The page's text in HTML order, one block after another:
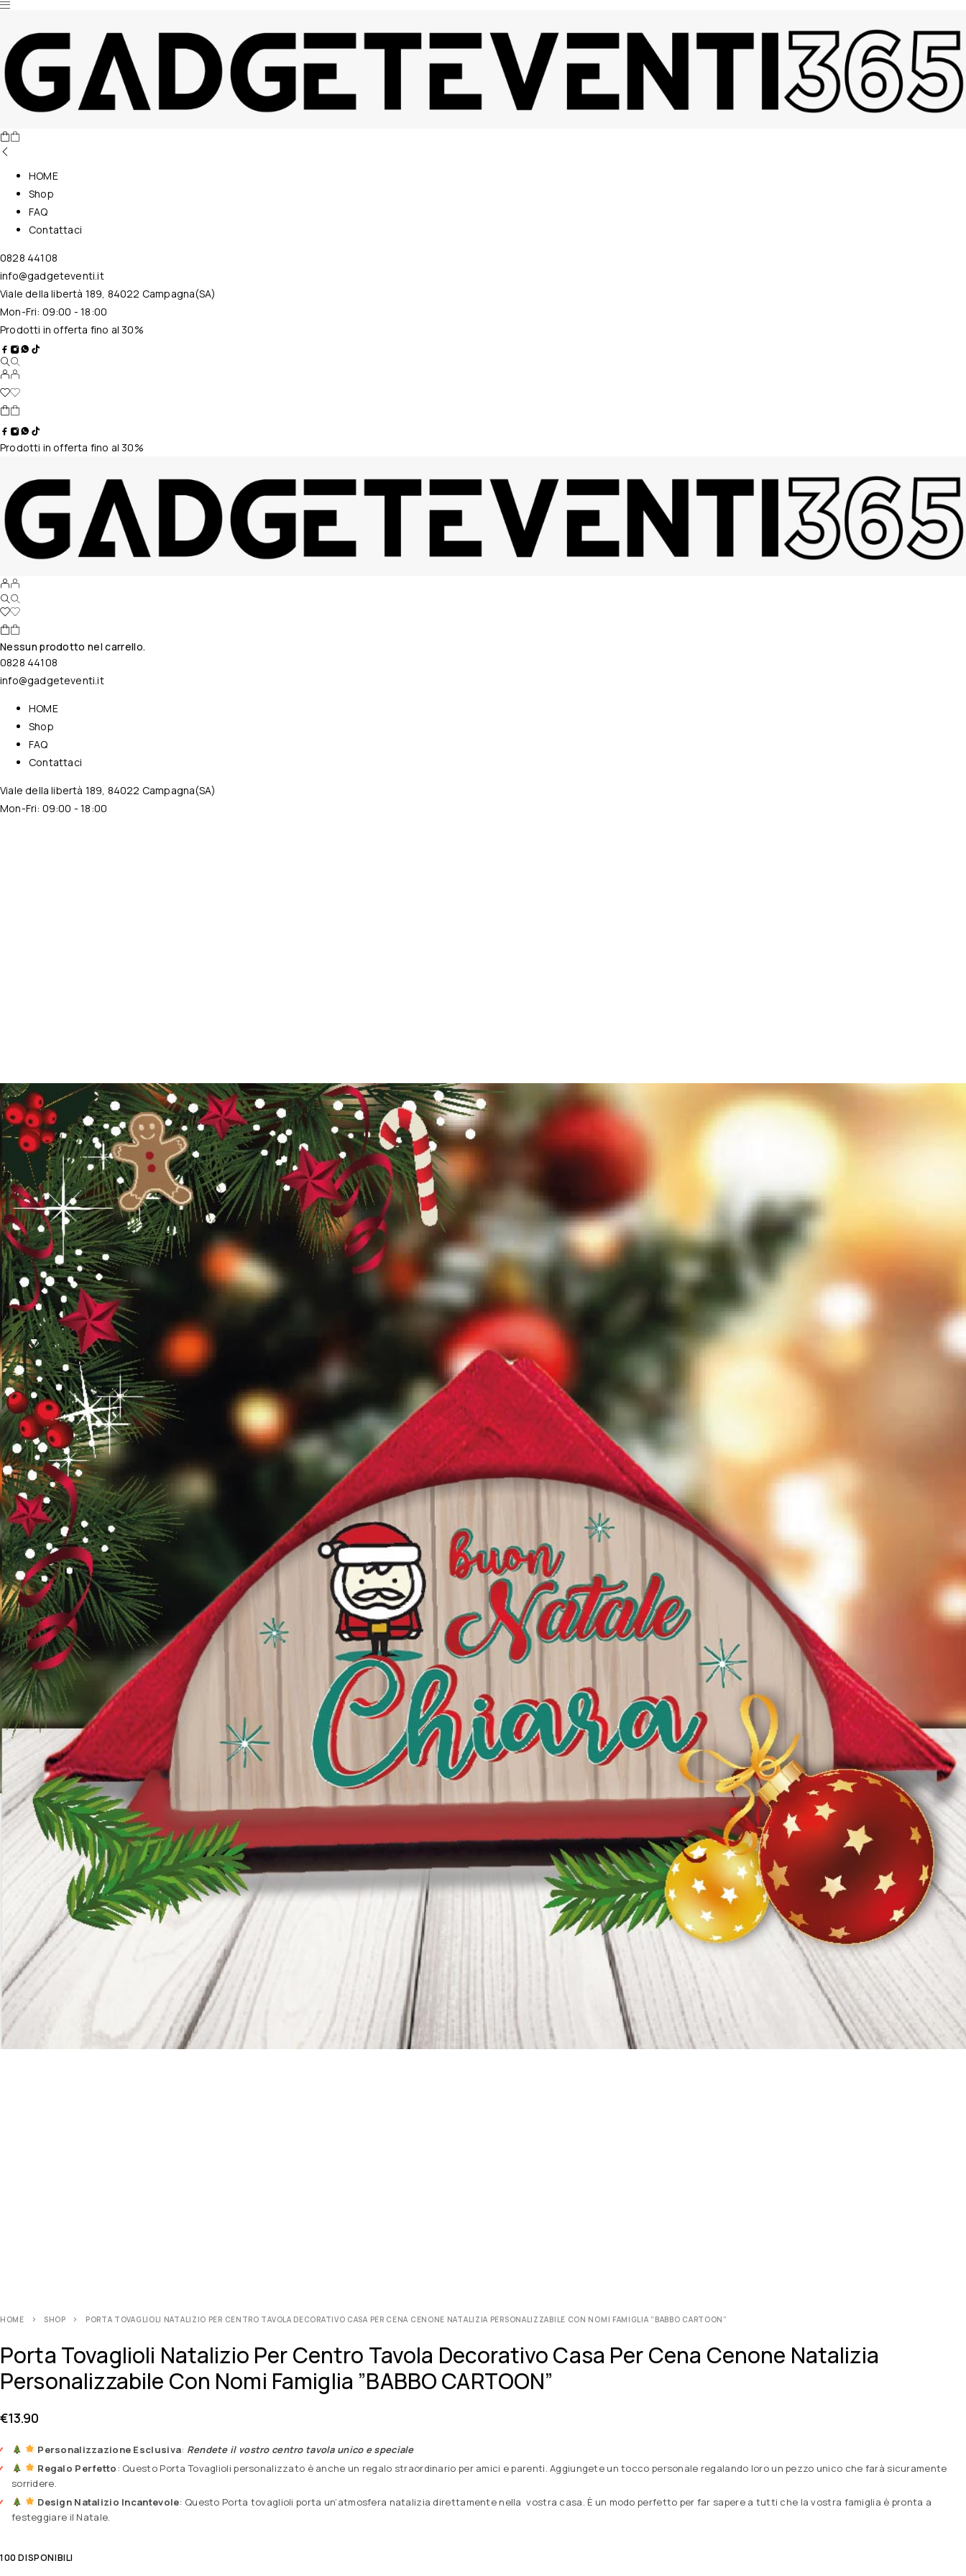
Nessun prodotto nel carrello.
HOME
Shop
FAQ
Contattaci
0828 44108
info@gadgeteventi.it
Viale della libertà 189, 84022 Campagna(SA)
Mon-Fri: 09:00 - 18:00
Prodotti in offerta fino al 30%
Prodotti in offerta fino al 30%
Nessun prodotto nel carrello.
0828 44108
info@gadgeteventi.it
HOME
Shop
FAQ
Contattaci
Viale della libertà 189, 84022 Campagna(SA)
Mon-Fri: 09:00 - 18:00
HOME SHOP PORTA TOVAGLIOLI NATALIZIO PER CENTRO TAVOLA DECORATIVO CASA PER CENA CENONE NATALIZIA PERSONALIZZABILE CON NOMI FAMIGLIA ”BABBO CARTOON”
Porta Tovaglioli Natalizio Per Centro Tavola Decorativo Casa Per Cena Cenone Natalizia
Personalizzabile Con Nomi Famiglia ”BABBO CARTOON”
€13.90
Personalizzazione Esclusiva: Rendete il vostro centro tavola unico e speciale
Regalo Perfetto : Questo Porta Tovaglioli personalizzato è anche un regalo straordinario per amici e parenti. Aggiungete un tocco personale regalando loro un pezzo unico che farà sicuramente
sorridere.
Design Natalizio Incantevole: Questo Porta tovaglioli porta un’atmosfera natalizia direttamente nella vostra casa. È un modo perfetto per far sapere a tutti che la vostra famiglia è pronta a
festeggiare il Natale.
100 DISPONIBILI